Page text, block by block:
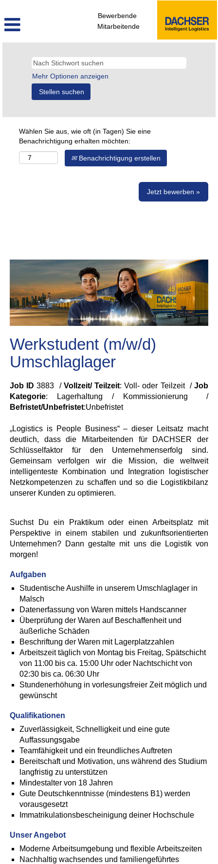
Bewerbende
Mitarbeitende
Mehr Optionen anzeigen
Wählen Sie aus, wie oft (in Tagen) Sie eine
Benachrichtigung erhalten möchten:
Benachrichtigung erstellen
Jetzt bewerben »
Werkstudent (m/w/d)
Umschlaglager
Job ID 3883 / Vollzeit/ Teilzeit: Voll- oder Teilzeit /Job
Kategorie: Lagerhaltung / Kommissionierung /
Befristet/Unbefristet:Unbefristet
„Logistics is People Business“ – dieser Leitsatz macht
deutlich, dass die Mitarbeitenden für DACHSER der
Schlüsselfaktor für den Unternehmenserfolg sind.
Gemeinsam verfolgen wir die Mission, die weltweit
intelligenteste Kombination und Integration logistischer
Netzkompetenzen zu schaffen und so die Logistikbilanz
unserer Kunden zu optimieren.
Suchst Du ein Praktikum oder einen Arbeitsplatz mit
Perspektive in einem stabilen und zukunftsorientierten
Unternehmen? Dann gestalte mit uns die Logistik von
morgen!
Aufgaben
Studentische Aushilfe in unserem Umschlaglager in
Malsch
Datenerfassung von Waren mittels Handscanner
Überprüfung der Waren auf Beschaffenheit und
äußerliche Schäden
Beschriftung der Waren mit Lagerplatzzahlen
Arbeitszeit täglich von Montag bis Freitag, Spätschicht
von 11:00 bis ca. 15:00 Uhr oder Nachtschicht von
02:30 bis ca. 06:30 Uhr
Stundenerhöhung in vorlesungsfreier Zeit möglich und
gewünscht
Qualifikationen
Zuverlässigkeit, Schnelligkeit und eine gute
Auffassungsgabe
Teamfähigkeit und ein freundliches Auftreten
Bereitschaft und Motivation, uns während des Studium
langfristig zu unterstützen
Mindestalter von 18 Jahren
Gute Deutschkenntnisse (mindestens B1) werden
vorausgesetzt
Immatrikulationsbescheinigung deiner Hochschule
Unser Angebot
Moderne Arbeitsumgebung und flexible Arbeitszeiten
Nachhaltig wachsendes und familiengeführtes